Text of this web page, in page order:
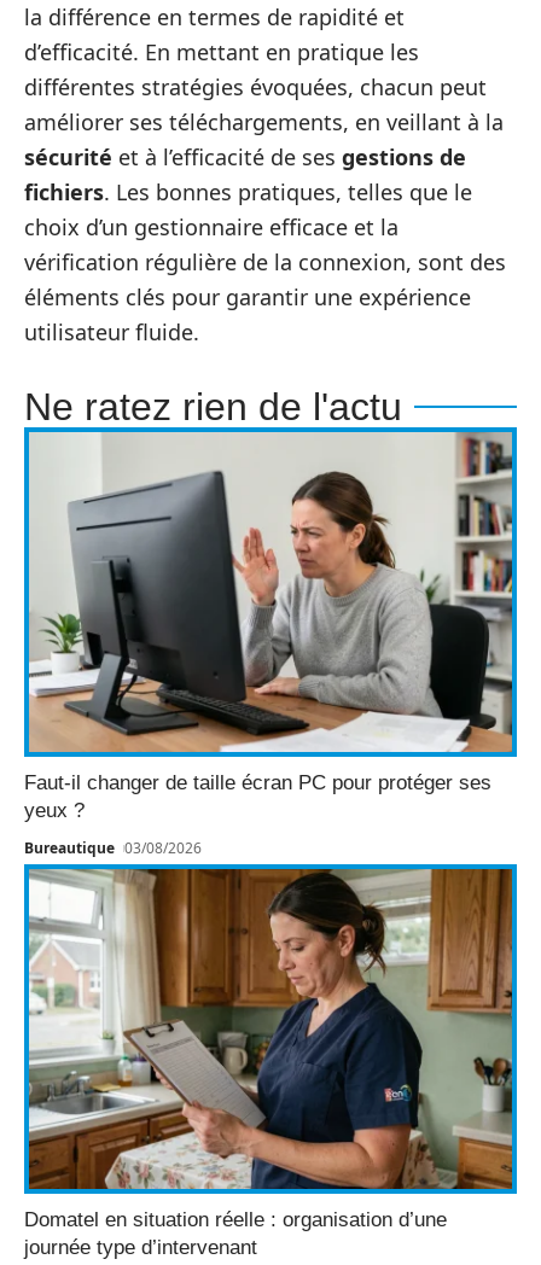
la différence en termes de rapidité et
d’efficacité. En mettant en pratique les
différentes stratégies évoquées, chacun peut
améliorer ses téléchargements, en veillant à la
sécurité et à l’efficacité de ses gestions de
fichiers. Les bonnes pratiques, telles que le
choix d’un gestionnaire efficace et la
vérification régulière de la connexion, sont des
éléments clés pour garantir une expérience
utilisateur fluide.
Ne ratez rien de l'actu
Faut-il changer de taille écran PC pour protéger ses
yeux ?
Bureautique 03/08/2026
Domatel en situation réelle : organisation d’une
journée type d’intervenant